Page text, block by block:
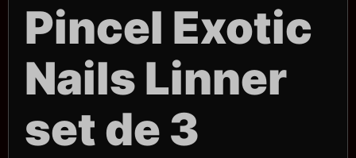
Pincel Exotic
Nails Linner
set de 3